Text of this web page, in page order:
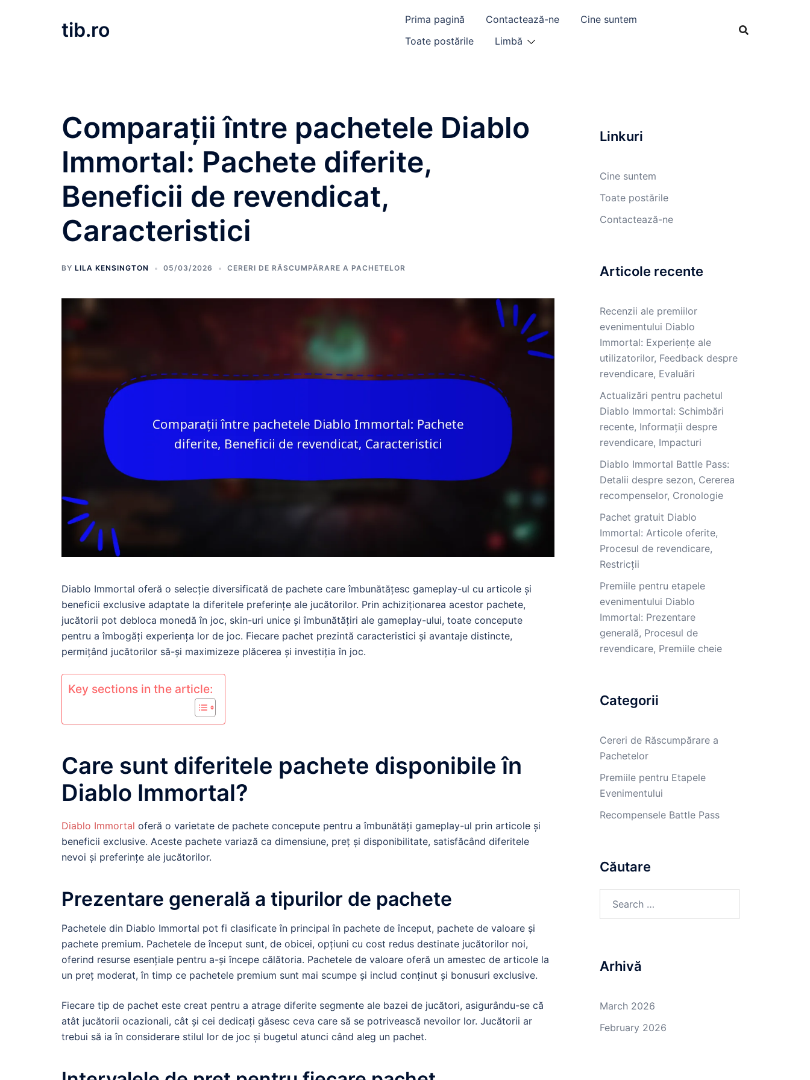
tib.ro Prima pagină Contactează-ne
Cine suntem
Toate postările
Limbă
Comparații între pachetele Diablo
Immortal: Pachete diferite,
Beneficii de revendicat,
Caracteristici
BY LILA KENSINGTON 05/03/2026 CERERI DE RĂSCUMPĂRARE A PACHETELOR
Diablo Immortal oferă o selecție diversificată de pachete care îmbunătățesc gameplay-ul cu articole și
beneficii exclusive adaptate la diferitele preferințe ale jucătorilor. Prin achiziționarea acestor pachete,
jucătorii pot debloca monedă în joc, skin-uri unice și îmbunătățiri ale gameplay-ului, toate concepute
pentru a îmbogăți experiența lor de joc. Fiecare pachet prezintă caracteristici și avantaje distincte,
permițând jucătorilor să-și maximizeze plăcerea și investiția în joc.
Key sections in the article:
Care sunt diferitele pachete disponibile în
Diablo Immortal?
Diablo Immortal oferă o varietate de pachete concepute pentru a îmbunătăți gameplay-ul prin articole și
beneficii exclusive. Aceste pachete variază ca dimensiune, preț și disponibilitate, satisfăcând diferitele
nevoi și preferințe ale jucătorilor.
Prezentare generală a tipurilor de pachete
Pachetele din Diablo Immortal pot fi clasificate în principal în pachete de început, pachete de valoare și
pachete premium. Pachetele de început sunt, de obicei, opțiuni cu cost redus destinate jucătorilor noi,
oferind resurse esențiale pentru a-și începe călătoria. Pachetele de valoare oferă un amestec de articole la
un preț moderat, în timp ce pachetele premium sunt mai scumpe și includ conținut și bonusuri exclusive.
Fiecare tip de pachet este creat pentru a atrage diferite segmente ale bazei de jucători, asigurându-se că
atât jucătorii ocazionali, cât și cei dedicați găsesc ceva care să se potrivească nevoilor lor. Jucătorii ar
trebui să ia în considerare stilul lor de joc și bugetul atunci când aleg un pachet.
Linkuri
Cine suntem
Toate postările
Contactează-ne
Articole recente
Recenzii ale premiilor
evenimentului Diablo
Immortal: Experiențe ale
utilizatorilor, Feedback despre
revendicare, Evaluări
Actualizări pentru pachetul
Diablo Immortal: Schimbări
recente, Informații despre
revendicare, Impacturi
Diablo Immortal Battle Pass:
Detalii despre sezon, Cererea
recompenselor, Cronologie
Pachet gratuit Diablo
Immortal: Articole oferite,
Procesul de revendicare,
Restricții
Premiile pentru etapele
evenimentului Diablo
Immortal: Prezentare
generală, Procesul de
revendicare, Premiile cheie
Categorii
Cereri de Răscumpărare a
Pachetelor
Premiile pentru Etapele
Evenimentului
Recompensele Battle Pass
Căutare
Arhivă
March 2026
February 2026